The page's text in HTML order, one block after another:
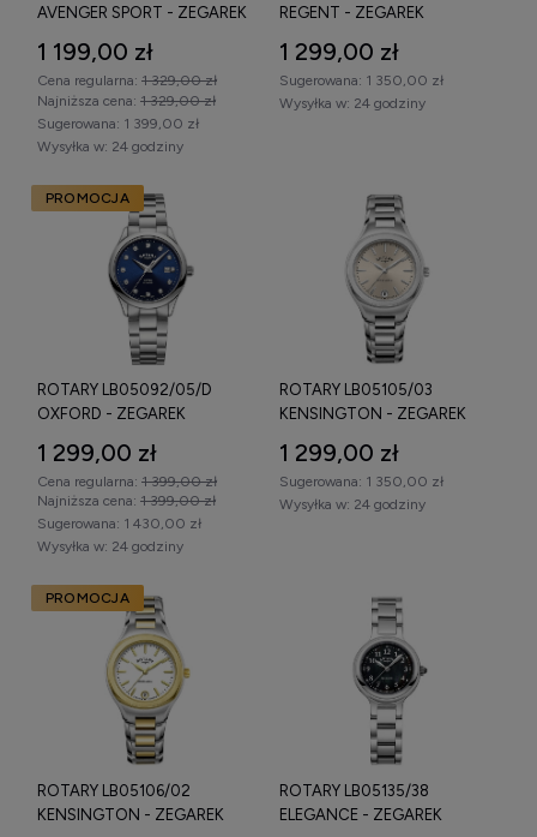
AVENGER SPORT - ZEGAREK
1 199,00 zł
Cena regularna: 1 329,00 zł
Najniższa cena: 1 329,00 zł
Wysyłka w: 24 godziny
Sugerowana: 1 399,00 zł
REGENT - ZEGAREK
1 299,00 zł
Wysyłka w: 24 godziny
Sugerowana: 1 350,00 zł
ROTARY LB05092/05/D
OXFORD - ZEGAREK
1 299,00 zł
Cena regularna: 1 399,00 zł
Najniższa cena: 1 399,00 zł
Wysyłka w: 24 godziny
Sugerowana: 1 430,00 zł
PROMOCJA
ROTARY LB05105/03
KENSINGTON - ZEGAREK
1 299,00 zł
Wysyłka w: 24 godziny
Sugerowana: 1 350,00 zł
ROTARY LB05106/02
KENSINGTON - ZEGAREK
PROMOCJA
ROTARY LB05135/38
ELEGANCE - ZEGAREK